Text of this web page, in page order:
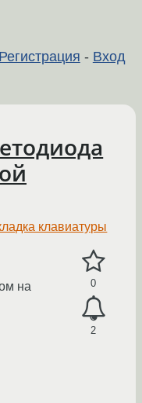
Регистрация - Вход
клавиатуры
0
2
на